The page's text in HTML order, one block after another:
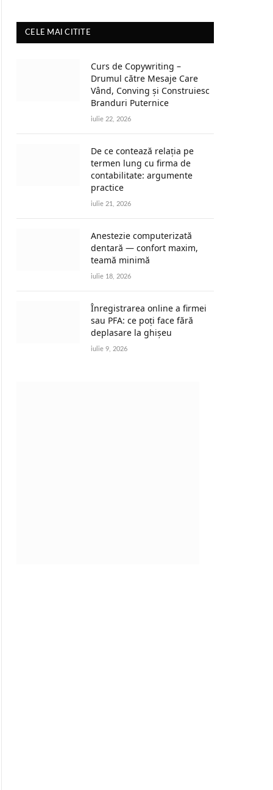
CELE MAI CITITE
Curs de Copywriting –
Drumul către Mesaje Care
Vând, Conving și Construiesc
Branduri Puternice
iulie 22, 2026
De ce contează relația pe
termen lung cu firma de
contabilitate: argumente
practice
iulie 21, 2026
Anestezie computerizată
dentară — confort maxim,
teamă minimă
iulie 18, 2026
Înregistrarea online a firmei
sau PFA: ce poți face fără
deplasare la ghișeu
iulie 9, 2026